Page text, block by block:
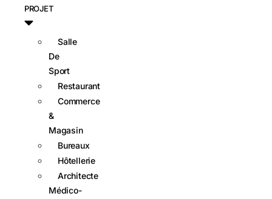
PROJET
Salle
De
Sport
Restaurant
Commerce
&
Magasin
Bureaux
Hôtellerie
Architecte
Médico-